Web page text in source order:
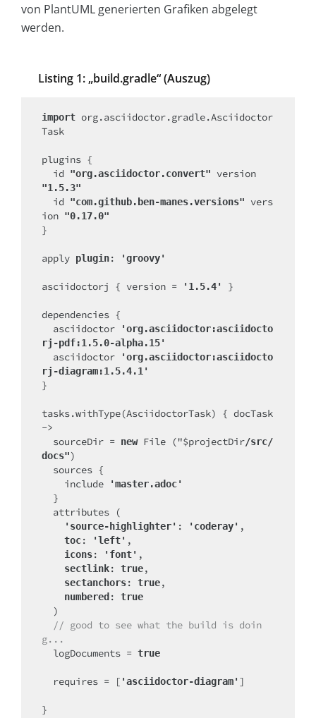
von PlantUML generierten Grafiken abgelegt
werden.
Listing 1: „build.gradle“ (Auszug)
import org.asciidoctor.gradle.Asciidoctor
Task
plugins {
  id
"org.asciidoctor.convert"
"1.5.3"
  id
"com.github.ben-manes.versions" vers
ion "0.17.0"
}
apply plugin: 'groovy'
asciidoctorj { version = '1.5.4' }
dependencies {
  asciidoctor
'org.asciidoctor:asciidocto
rj-pdf:1.5.0-alpha.15'
  asciidoctor
'org.asciidoctor:asciidocto
rj-diagram:1.5.4.1'
}
tasks.withType(AsciidoctorTask) { docTask
->
  sourceDir =
new File ("$projectDir/src/
docs")
    include
'master.adoc'
'source-highlighter' : 'coderay' ,
toc: 'left' ,
icons: 'font' ,
sectlink: true,
sectanchors: true,
numbered : true
// good to see what the build is doin
g...
  logDocuments =
true
  requires = [
'asciidoctor-diagram' ]
}